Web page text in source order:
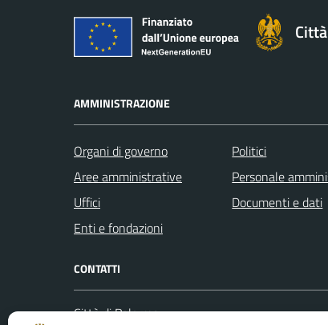
AMMINISTRAZIONE
Organi di governo
Aree amministrative
Uffici
Enti e fondazioni
Politici
Personale
Documenti e dati
CONTATTI
Città di Palermo